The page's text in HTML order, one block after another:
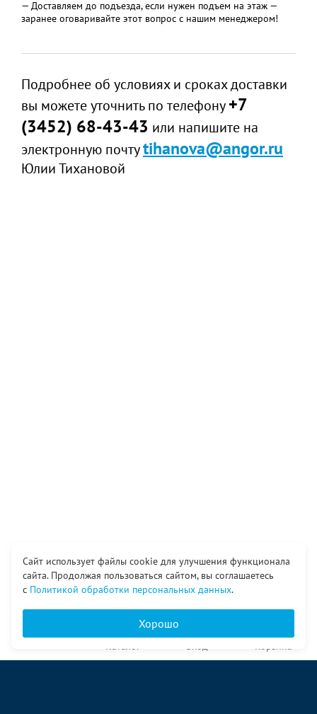
— Доставляем до подъезда, если нужен подъем на этаж —
заранее оговаривайте этот вопрос с нашим менеджером!
Подробнее об условиях и сроках доставки
вы можете уточнить по телефону+7
(3452) 68-43-43 или напишите на
электронную почтуtihanova@angor.ru
Юлии Тихановой
Сайт использует файлы cookie для улучшения функционала
сайта. Продолжая пользоваться сайтом, вы соглашаетесь
с Политикой обработки персональных данных.
Хорошо